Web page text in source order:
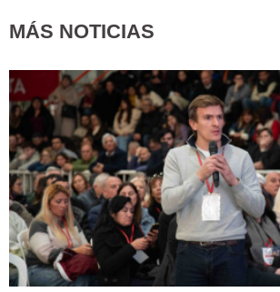
MÁS NOTICIAS